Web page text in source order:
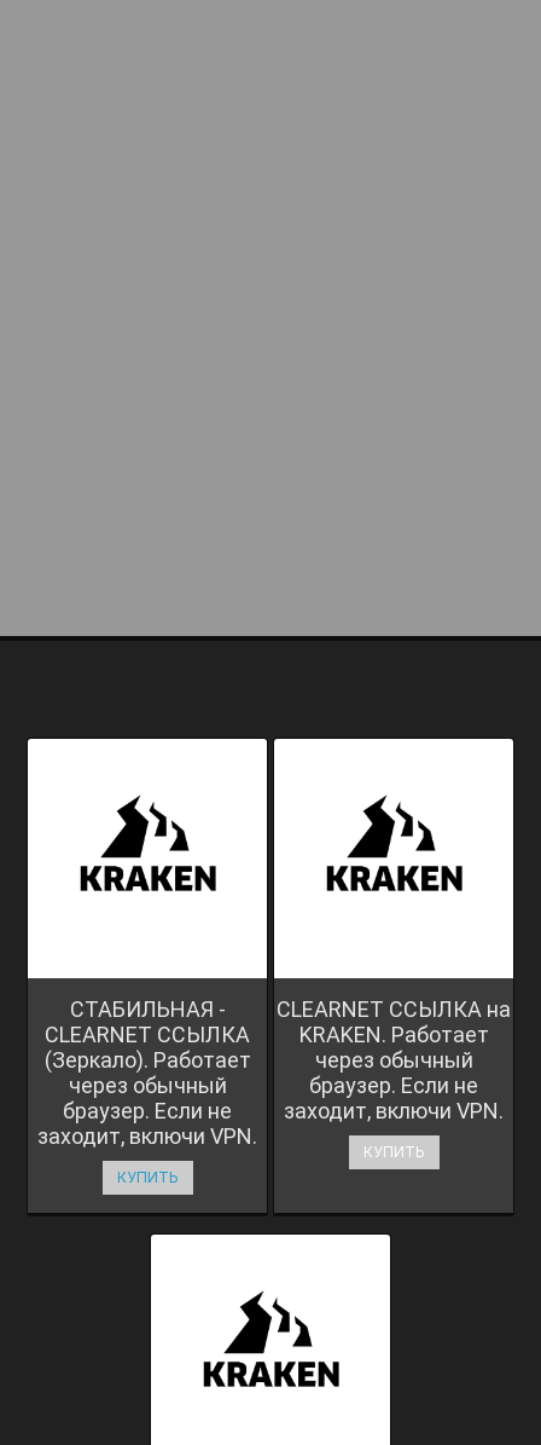
СТАБИЛЬНАЯ -
CLEARNET ССЫЛКА
(Зеркало). Работает
через обычный
браузер. Если не
заходит, включи VPN.
КУПИТЬ
CLEARNET ССЫЛКА на
KRAKEN. Работает
через обычный
браузер. Если не
заходит, включи VPN.
КУПИТЬ